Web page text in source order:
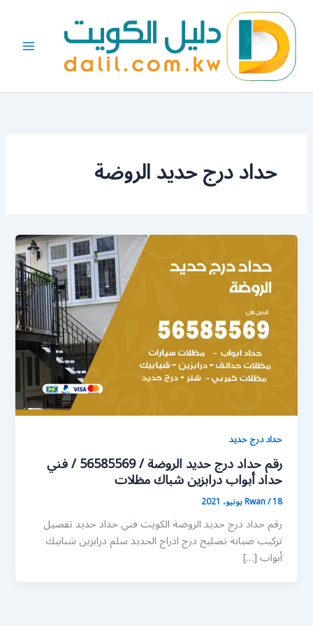
المحتوى
حداد درج حديد الروضة
حداد درج حديد
رقم حداد درج حديد الروضة / 56585569 / فني
حداد أبواب درابزين شباك مظلات
Rwan/18 يونيو، 2021
رقم حداد درج حديد الروضة الكويت فني حداد حديد تفصيل
تركيب صيانة تصليح درج ادراج الحديد سلم درابزين شبابيك
أبواب […]